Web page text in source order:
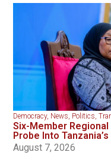
Democracy, News Politics ,
Six-Member
Probe Into
August 7, 2026